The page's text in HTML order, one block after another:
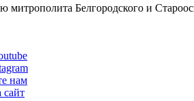
митрополита Белгородского и